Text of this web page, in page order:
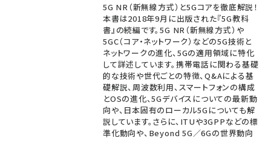
5G NR（新無線方式）と5Gコアを徹底解説！
本書は2018年9月に出版された『5G教科
書』の続編です。5G NR（新無線方式）や
5GC（コア・ネットワーク）などの5G技術と
ネットワークの進化、5Gの適用領域に特化
して詳述しています。携帯電話に関わる基礎
的な技術や世代ごとの特徴、Q&Aによる基
礎解説、周波数利用、スマートフォンの構成
とOSの進化、5Gデバイスについての最新動
向や、日本固有のローカル5Gについても解
説しています。さらに、ITUや3GPPなどの標
準化動向や、Beyond 5G／6Gの世界動向